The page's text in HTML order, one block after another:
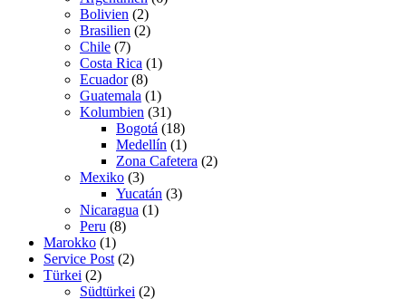
Bolivien (2)
Brasilien (2)
Chile (7)
Costa Rica (1)
Ecuador (8)
Guatemala (1)
Kolumbien (31)
Bogotá (18)
Medellín (1)
Zona Cafetera (2)
Mexiko (3)
Yucatán (3)
Nicaragua (1)
Peru (8)
Marokko (1)
Service Post (2)
Türkei (2)
Südtürkei (2)